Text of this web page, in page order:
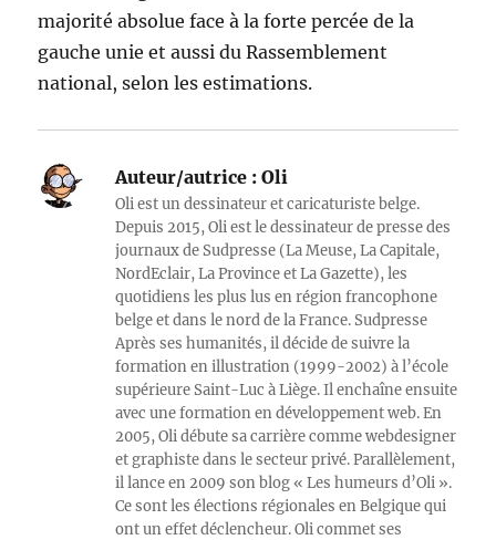
majorité absolue face à la forte percée de la
gauche unie et aussi du Rassemblement
national, selon les estimations.
Auteur/autrice : Oli
Oli est un dessinateur et caricaturiste belge.
Depuis 2015, Oli est le dessinateur de presse des
journaux de Sudpresse (La Meuse, La Capitale,
NordEclair, La Province et La Gazette), les
quotidiens les plus lus en région francophone
belge et dans le nord de la France. Sudpresse
Après ses humanités, il décide de suivre la
formation en illustration (1999-2002) à l’école
supérieure Saint-Luc à Liège. Il enchaîne ensuite
avec une formation en développement web. En
2005, Oli débute sa carrière comme webdesigner
et graphiste dans le secteur privé. Parallèlement,
il lance en 2009 son blog « Les humeurs d’Oli ».
Ce sont les élections régionales en Belgique qui
ont un effet déclencheur. Oli commet ses